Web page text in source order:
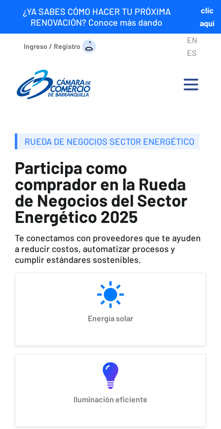
¿YA SABES CÓMO HACER TU PRÓXIMA
RENOVACIÓN? Conoce más dando
clic
aquí
Ingreso / Registro
EN
ES
RUEDA DE NEGOCIOS SECTOR ENERGÉTICO
Participa como
comprador en la Rueda
de Negocios del Sector
Energético 2025
Te conectamos con proveedores que te ayuden
a reducir costos, automatizar procesos y
cumplir estándares sostenibles.
Energía solar
Iluminación eficiente